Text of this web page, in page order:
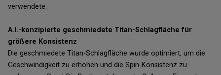
verwendete.
A.I.-konzipierte geschmiedete Titan-Schlagfläche für
größere Konsistenz
Die geschmiedete Titan-Schlagfläche wurde optimiert, um die
Geschwindigkeit zu erhöhen und die Spin-Konsistenz zu